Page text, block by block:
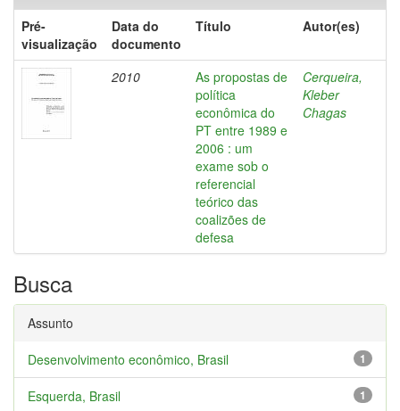
Pré-
visualização
Data do
documento
Título Autor(es)
2010
As propostas de
política
econômica do
PT entre 1989 e
2006 : um
exame sob o
referencial
teórico das
coalizões de
defesa
Cerqueira,
Kleber
Chagas
Busca
Assunto
1
Desenvolvimento econômico, Brasil
1
Esquerda, Brasil